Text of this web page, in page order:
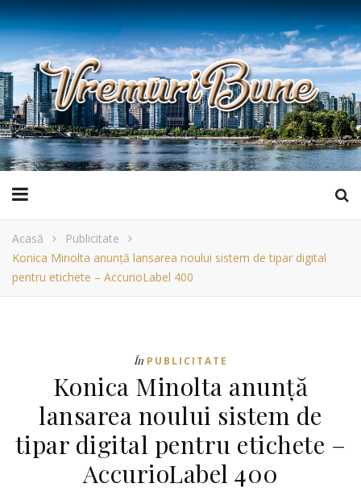
Acasă
Publicitate
Konica Minolta anunță lansarea noului sistem de tipar digital
pentru etichete – AccurioLabel 400
În PUBLICITATE
Konica Minolta anunță
lansarea noului sistem de
tipar digital pentru etichete –
AccurioLabel 400